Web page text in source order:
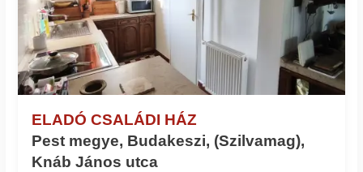
ELADÓ CSALÁDI HÁZ
Pest megye, Budakeszi, (Szilvamag),
Knáb János utca